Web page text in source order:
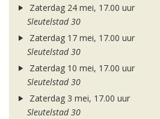
Zaterdag 24 mei, 17.00 uur
Sleutelstad 30
Zaterdag 17 mei, 17.00 uur
Sleutelstad 30
Zaterdag 10 mei, 17.00 uur
Sleutelstad 30
Zaterdag 3 mei, 17.00 uur
Sleutelstad 30